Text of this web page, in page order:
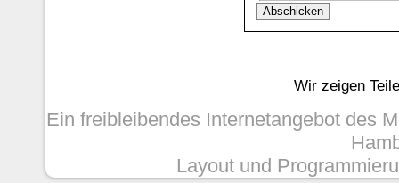
Wir zeigen
Ein freibleibendes Internetangebot des
Layout und